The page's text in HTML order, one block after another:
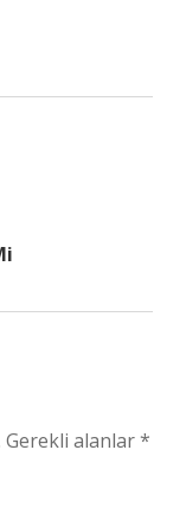
Gerekli alanlar*